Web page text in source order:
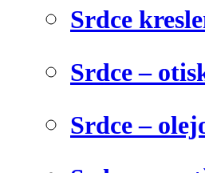
Srdce
Srdce –
Srdce –